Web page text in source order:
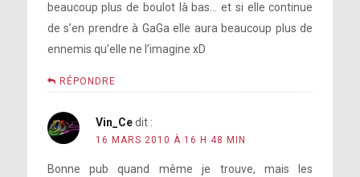
beaucoup plus de boulot là bas… et si elle continue
de s’en prendre à GaGa elle aura beaucoup plus de
ennemis qu’elle ne l’imagine xD
RÉPONDRE
Vin_Ce dit :
16 MARS 2010 À 16 H 48 MIN
Bonne pub quand même je trouve, mais les